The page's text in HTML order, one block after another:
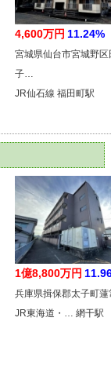
4,600万円 11.24%
宮城県仙台市宮城野区
子…
JR仙石線 福田町駅
1億8,800万円
兵庫県揖保郡太子町蓮
JR東海道・… 網干駅